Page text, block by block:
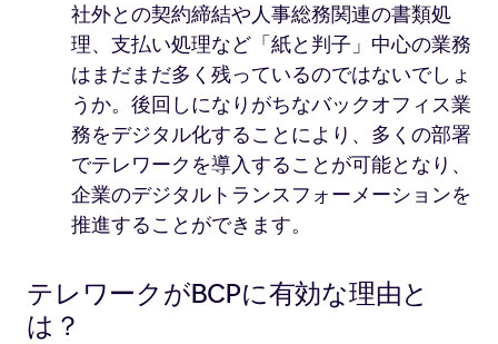
社外との契約締結や人事総務関連の書類処
理、支払い処理など「紙と判子」中心の業務
はまだまだ多く残っているのではないでしょ
うか。後回しになりがちなバックオフィス業
務をデジタル化することにより、多くの部署
でテレワークを導入することが可能となり、
企業のデジタルトランスフォーメーションを
推進することができます。
テレワークがBCPに有効な理由と
は？